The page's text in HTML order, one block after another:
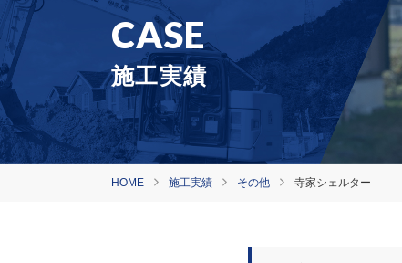
施工実績
HOME 施工実績 その他 寺家シェルター